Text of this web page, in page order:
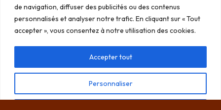
de navigation, diffuser des publicités ou des contenus
personnalisés et analyser notre trafic. En cliquant sur « Tout
accepter », vous consentez à notre utilisation des cookies.
Personnaliser
Accepter tout
A lire aussi !
chasseur frelons asiatiques à Bordeaux
dératisation Cenondératiseur à Cestas
dératisation ParempuyreDératisation le Bouscat
Dératisation Ludon-Médoc